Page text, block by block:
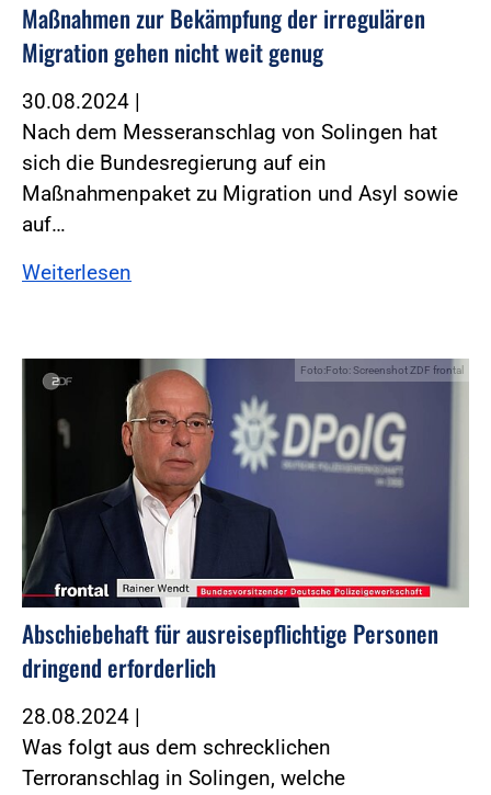
Maßnahmen zur Bekämpfung der irregulären
Migration gehen nicht weit genug
30.08.2024 |
Nach dem Messeranschlag von Solingen hat
sich die Bundesregierung auf ein
Maßnahmenpaket zu Migration und Asyl sowie
auf…
Weiterlesen
Foto:Foto: Screenshot ZDF frontal
Abschiebehaft für ausreisepflichtige Personen
dringend erforderlich
28.08.2024 |
Was folgt aus dem schrecklichen
Terroranschlag in Solingen, welche